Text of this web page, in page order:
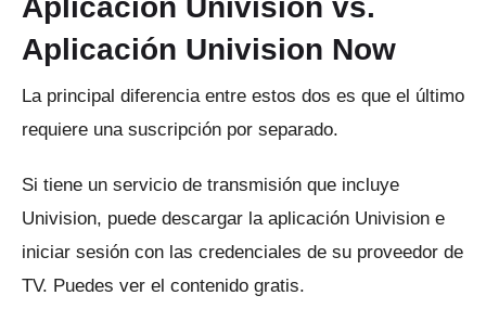
Aplicación Univision Now
La principal diferencia entre estos dos es que el último
requiere una suscripción por separado.
Si tiene un servicio de transmisión que incluye
Univision, puede descargar la aplicación Univision e
iniciar sesión con las credenciales de su proveedor de
TV. Puedes ver el contenido gratis.